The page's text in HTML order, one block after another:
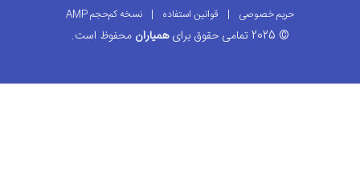
حریم خصوصی | قوانین استفاده | نسخه کم‌حجم AMP
© 2025 تمامی حقوق برای همیاران محفوظ است.